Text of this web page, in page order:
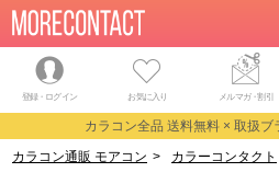
登録・ログイン お気に入り メルマガ・割引
カラコン全品 送料無料 × 取扱ブ
カラコン通販 モアコン > カラーコンタクト